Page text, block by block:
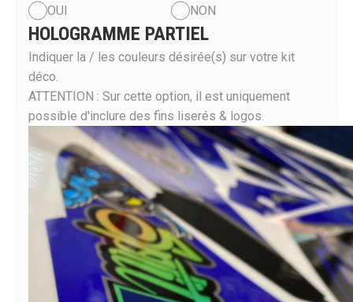
OUI NON
HOLOGRAMME PARTIEL
Indiquer la / les couleurs désirée(s) sur votre kit
déco.
ATTENTION : Sur cette option, il est uniquement
possible d'inclure des fins liserés & logos.